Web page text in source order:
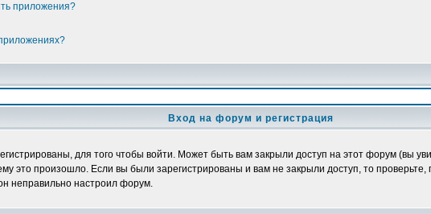
приложения?
Вход на форум и регистрация
для того чтобы войти. Может быть вам закрыли доступ на этот форум (вы
это произошло. Если вы были зарегистрированы и вам не закрыли доступ, то
неправильно настроил форум.